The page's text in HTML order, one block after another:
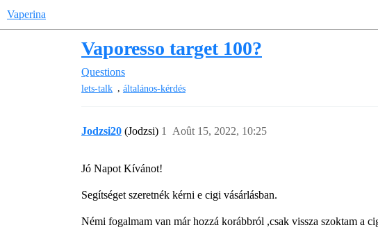
Vaperina
Vaporesso target 100?
Questions
lets-talk , általános-kérdés
Jodzsi20 (Jodzsi) Août 15, 2022, 10:25
1
Jó Napot Kívánot!
Segítséget szeretnék kérni e cigi vásárlásban.
Némi fogalmam van már hozzá korábbról ,csak vissza szoktam a